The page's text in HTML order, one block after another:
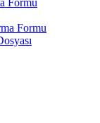
Formu